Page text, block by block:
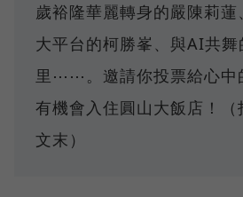
歲裕隆華麗轉身的嚴陳莉
大平台的柯勝峯、與AI共
里⋯⋯。邀請你投票給心中
有機會入住圓山大飯店！（
文末）